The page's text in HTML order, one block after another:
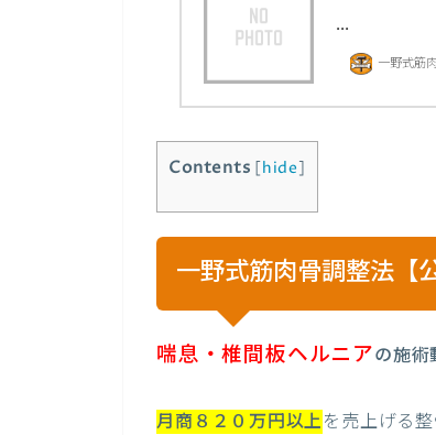
...
一野式筋
Contents [hide]
一野式筋肉骨調整法【
喘息・椎間板ヘルニアの施術
月商８２０万円以上を売上げる